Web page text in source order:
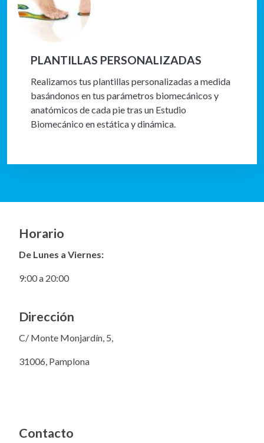
PLANTILLAS PERSONALIZADAS
Realizamos tus plantillas personalizadas a medida
basándonos en tus parámetros biomecánicos y
anatómicos de cada pie tras un Estudio
Biomecánico en estática y dinámica.
Horario
De Lunes a Viernes:
9:00 a 20:00
Dirección
C/ Monte Monjardín, 5,
31006, Pamplona
Contacto